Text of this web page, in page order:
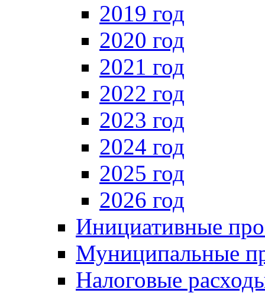
2019 год
2020 год
2021 год
2022 год
2023 год
2024 год
2025 год
2026 год
Инициативные
Муниципальные
Налоговые